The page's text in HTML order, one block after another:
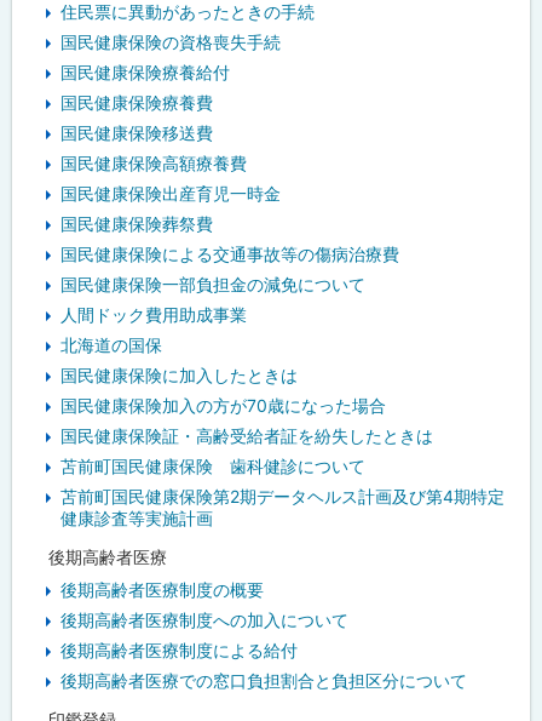
住民票に異動があったときの手続
国民健康保険の資格喪失手続
国民健康保険療養給付
国民健康保険療養費
国民健康保険移送費
国民健康保険高額療養費
国民健康保険出産育児一時金
国民健康保険葬祭費
国民健康保険による交通事故等の傷病治療費
国民健康保険一部負担金の減免について
人間ドック費用助成事業
北海道の国保
国民健康保険に加入したときは
国民健康保険加入の方が70歳になった場合
国民健康保険証・高齢受給者証を紛失したときは
苫前町国民健康保険 歯科健診について
苫前町国民健康保険第2期データヘルス計画及び第4期特定
健康診査等実施計画
後期高齢者医療
後期高齢者医療制度の概要
後期高齢者医療制度への加入について
後期高齢者医療制度による給付
後期高齢者医療での窓口負担割合と負担区分について